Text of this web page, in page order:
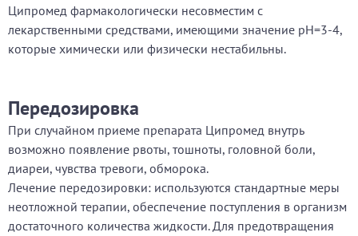
Ципромед фармакологически несовместим с
лекарственными средствами, имеющими значение рН=3-4,
которые химически или физически нестабильны.
Передозировка
При случайном приеме препарата Ципромед внутрь
возможно появление рвоты, тошноты, головной боли,
диареи, чувства тревоги, обморока.
Лечение передозировки: используются стандартные меры
неотложной терапии, обеспечение поступления в организм
достаточного количества жидкости. Для предотвращения